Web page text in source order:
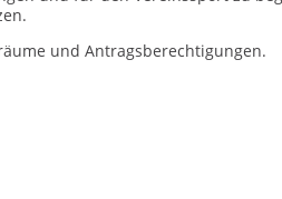
und Antragsberechtigungen.